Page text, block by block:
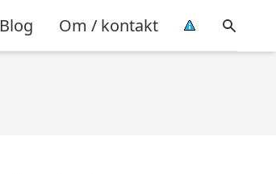
Blog Om / kontakt